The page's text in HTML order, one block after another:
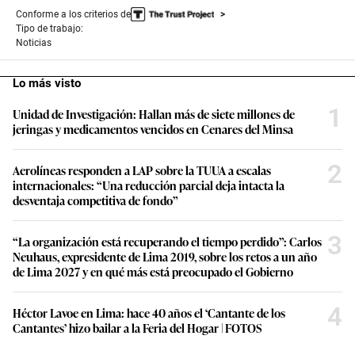
Conforme a los criterios de
Tipo de trabajo:
Noticias
Lo más visto
Unidad de Investigación: Hallan más de siete millones de
jeringas y medicamentos vencidos en Cenares del Minsa
1
Aerolíneas responden a LAP sobre la TUUA a escalas
internacionales: “Una reducción parcial deja intacta la
desventaja competitiva de fondo”
2
“La organización está recuperando el tiempo perdido”: Carlos
Neuhaus, expresidente de Lima 2019, sobre los retos a un año
de Lima 2027 y en qué más está preocupado el Gobierno
3
Héctor Lavoe en Lima: hace 40 años el ‘Cantante de los
Cantantes’ hizo bailar a la Feria del Hogar | FOTOS
4